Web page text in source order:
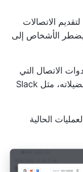
الاتصالات
الأشخاص إلى
الاتصال التي
تكمل أسلوب عمل الفريق وتفضيلاته، مثل Slack
الحالية